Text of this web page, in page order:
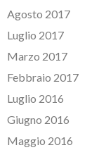
Agosto 2017
Luglio 2017
Marzo 2017
Febbraio 2017
Luglio 2016
Giugno 2016
Maggio 2016